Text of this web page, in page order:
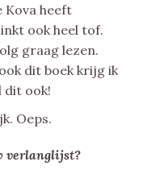
Kova heeft
ook heel tof.
graag lezen.
dit boek krijg ik
dit ook!
Oeps.
verlanglijst?